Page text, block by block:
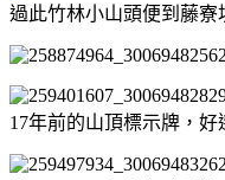
過此竹林小山頭便到藤寮
17年前的山頂標示牌，好